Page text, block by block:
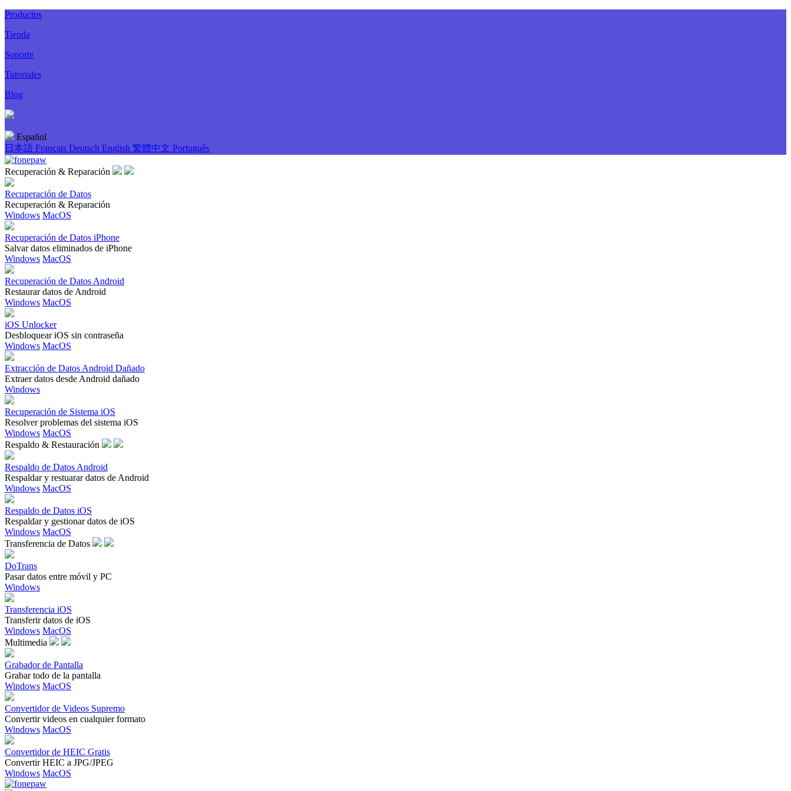
Productos
Tienda
Soporte
Tutoriales
Blog
Español
日本語 Français Deutsch English 繁體中文 Português
Recuperación & Reparación
Recuperación de Datos
Recuperación & Reparación
Windows MacOS
Recuperación de Datos iPhone
Salvar datos eliminados de iPhone
Windows MacOS
Recuperación de Datos Android
Restaurar datos de Android
Windows MacOS
iOS Unlocker
Desbloquear iOS sin contraseña
Windows MacOS
Extracción de Datos Android Dañado
Extraer datos desde Android dañado
Windows
Recuperación de Sistema iOS
Resolver problemas del sistema iOS
Windows MacOS
Respaldo & Restauración
Respaldo de Datos Android
Respaldar y restuarar datos de Android
Windows MacOS
Respaldo de Datos iOS
Respaldar y gestionar datos de iOS
Windows MacOS
Transferencia de Datos
DoTrans
Pasar datos entre móvil y PC
Windows
Transferencia iOS
Transferir datos de iOS
Windows MacOS
Multimedia
Grabador de Pantalla
Grabar todo de la pantalla
Windows MacOS
Convertidor de Videos Supremo
Convertir videos en cualquier formato
Windows MacOS
Convertidor de HEIC Gratis
Convertir HEIC a JPG/JPEG
Windows MacOS